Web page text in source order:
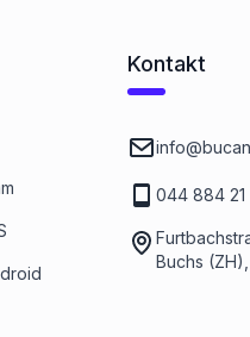
Kontakt
044 884 21
Buchs